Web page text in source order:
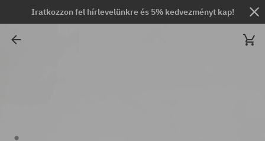
Iratkozzon fel hírlevelünkre és 5% kedvezményt kap!